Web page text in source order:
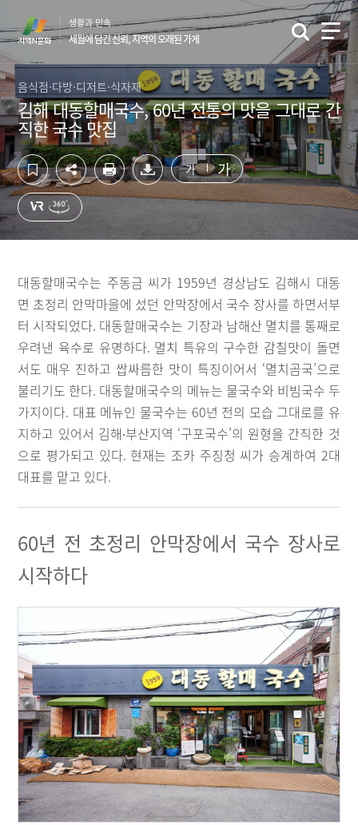
텐
츠
영
역
바
로
가
기
단
영
역
바
로
가
기
생활과 민속
세월에 담긴 신뢰, 지역의 오래된 가게
음식점·다방·디저트·식자재
김해 대동할매국수, 60년 전통의 맛을 그대로 간
직한 국수 맛집
가 가
대동할매국수는 주동금 씨가 1959년 경상남도 김해시 대동
면 초정리 안막마을에 섰던 안막장에서 국수 장사를 하면서부
터 시작되었다. 대동할매국수는 기장과 남해산 멸치를 통째로
우려낸 육수로 유명하다. 멸치 특유의 구수한 감칠맛이 돌면
서도 매우 진하고 쌉싸름한 맛이 특징이어서 ‘멸치곰국’으로
불리기도 한다. 대동할매국수의 메뉴는 물국수와 비빔국수 두
가지이다. 대표 메뉴인 물국수는 60년 전의 모습 그대로를 유
지하고 있어서 김해∙부산지역 ‘구포국수’의 원형을 간직한 것
으로 평가되고 있다. 현재는 조카 주징청 씨가 승계하여 2대
대표를 맡고 있다.
60년 전 초정리 안막장에서 국수 장사로
시작하다